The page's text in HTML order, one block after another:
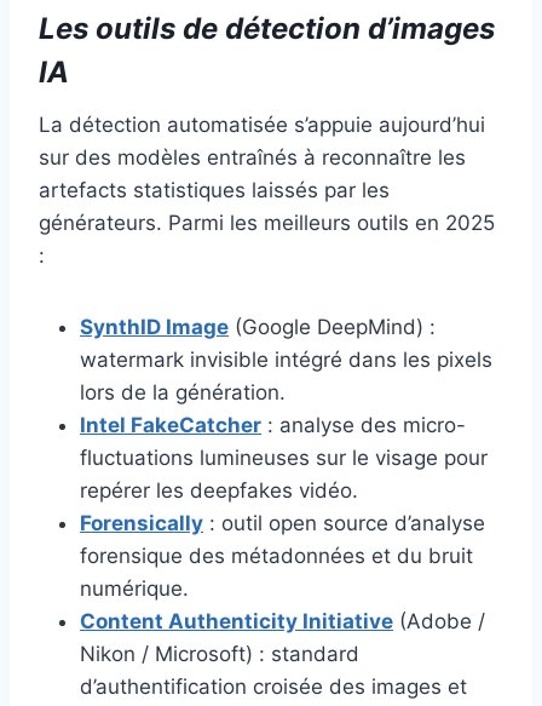
Les outils de détection d’images
IA
La détection automatisée s’appuie aujourd’hui
sur des modèles entraînés à reconnaître les
artefacts statistiques laissés par les
générateurs. Parmi les meilleurs outils en 2025
:
SynthID Image (Google DeepMind) :
watermark invisible intégré dans les pixels
lors de la génération.
Intel FakeCatcher : analyse des micro-
fluctuations lumineuses sur le visage pour
repérer les deepfakes vidéo.
Forensically : outil open source d’analyse
forensique des métadonnées et du bruit
numérique.
Content Authenticity Initiative (Adobe /
Nikon / Microsoft) : standard
d’authentification croisée des images et